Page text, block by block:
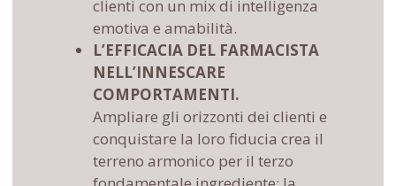
clienti con un mix di intelligenza
emotiva e amabilità.
L’EFFICACIA DEL FARMACISTA
NELL’INNESCARE
COMPORTAMENTI.
Ampliare gli orizzonti dei clienti e
conquistare la loro fiducia crea il
terreno armonico per il terzo